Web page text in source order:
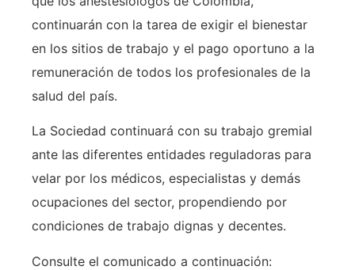
continuarán con la tarea de exigir el bienestar
en los sitios de trabajo y el pago oportuno a la
remuneración de todos los profesionales de la
salud del país.
La Sociedad continuará con su trabajo gremial
ante las diferentes entidades reguladoras para
velar por los médicos, especialistas y demás
ocupaciones del sector, propendiendo por
condiciones de trabajo dignas y decentes.
Consulte el comunicado a continuación: